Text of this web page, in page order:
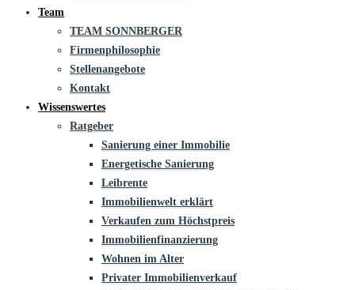
Team
TEAM SONNBERGER
Firmenphilosophie
Stellenangebote
Kontakt
Wissenswertes
Ratgeber
Sanierung einer Immobilie
Energetische Sanierung
Leibrente
Immobilienwelt erklärt
Verkaufen zum Höchstpreis
Immobilienfinanzierung
Wohnen im Alter
Privater Immobilienverkauf